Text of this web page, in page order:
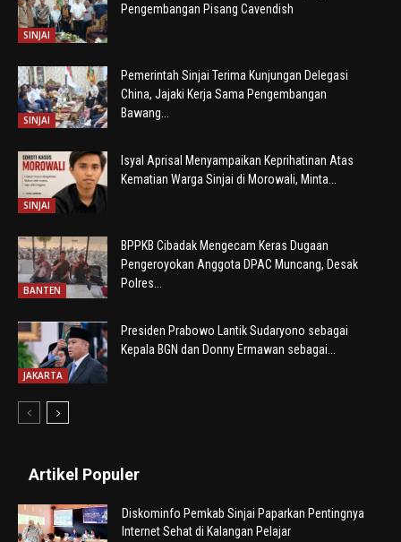
SINJAI
Pengembangan Pisang Cavendish
SINJAI
Pemerintah Sinjai Terima Kunjungan Delegasi
China, Jajaki Kerja Sama Pengembangan
Bawang...
SINJAI
Isyal Aprisal Menyampaikan Keprihatinan Atas
Kematian Warga Sinjai di Morowali, Minta...
BANTEN
BPPKB Cibadak Mengecam Keras Dugaan
Pengeroyokan Anggota DPAC Muncang, Desak
Polres...
JAKARTA
Presiden Prabowo Lantik Sudaryono sebagai
Kepala BGN dan Donny Ermawan sebagai...
Artikel Populer
Diskominfo Pemkab Sinjai Paparkan Pentingnya
Internet Sehat di Kalangan Pelajar